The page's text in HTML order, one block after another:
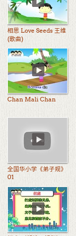
相思 Love Seeds 王维
(歌曲)
Chan Mali Chan
全国华小学《弟子规》
01